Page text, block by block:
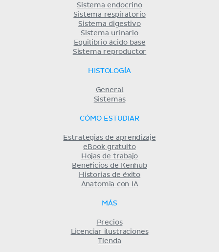
Sistema endocrino
Sistema respiratorio
Sistema digestivo
Sistema urinario
Equilibrio ácido base
Sistema reproductor
HISTOLOGÍA
General
Sistemas
CÓMO ESTUDIAR
Estrategias de aprendizaje
eBook gratuito
Hojas de trabajo
Beneficios de Kenhub
Historias de éxito
Anatomia con IA
MÁS
Precios
Licenciar ilustraciones
Tienda